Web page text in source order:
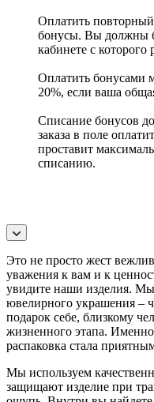
Оплатить
бонусы. Вы должны
кабинете с
Оплатить бонусами
20%, если ваша
Списание бонусов
заказа в поле
проставит
списанию.
Это не просто жест
уважения к вам и к
увидите наши изделия.
ювелирного украшения –
подарок себе, близкому
жизненного этапа.
распаковка стала
Мы используем
защищают изделие при